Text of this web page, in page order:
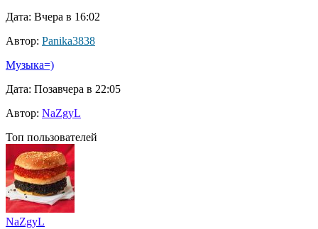
Дата: Вчера в 16:02
Автор: Panika3838
Музыка=)
Дата: Позавчера в 22:05
Автор: NaZgyL
Топ пользователей
NaZgyL